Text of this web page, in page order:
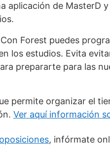
aplicación de MasterD
Forest puedes
los estudios. Evita
prepararte para las
permite organizar el
Ver aquí información
oposiciones, infórmate